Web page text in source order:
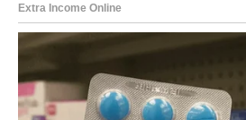
prolazna priča – ovo je odnos koji
Vi više ne pristajete na površne
sigurnost – i sada imate šansu da je